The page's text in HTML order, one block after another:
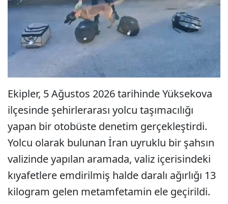
Ekipler, 5 Ağustos 2026 tarihinde Yüksekova
ilçesinde şehirlerarası yolcu taşımacılığı
yapan bir otobüste denetim gerçekleştirdi.
Yolcu olarak bulunan İran uyruklu bir şahsın
valizinde yapılan aramada, valiz içerisindeki
kıyafetlere emdirilmiş halde daralı ağırlığı 13
kilogram gelen metamfetamin ele geçirildi.